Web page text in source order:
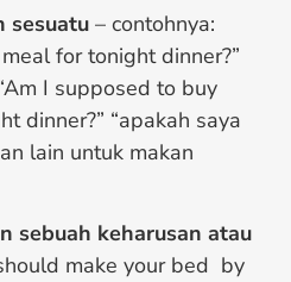
sesuatu – contohnya:
for tonight dinner?”
I supposed to buy
dinner?” “apakah saya
lain untuk makan
sebuah keharusan atau
make your bed by